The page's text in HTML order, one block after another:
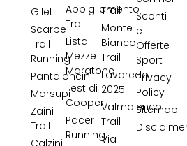
Sconti
e
Offerte
Sport
Privacy
Policy
Sitemap
Trail
Monte
Bianco
Trail
Lavaredo
2025
Valmalenco
Trail
Via
Abbigliamento
Trail
Lista
Mezze
Maratone
Test di
Cooper
Pacer
Running
Gilet
Scarpe
Trail
Running
Pantaloncini
Marsupi
Zaini
Trail